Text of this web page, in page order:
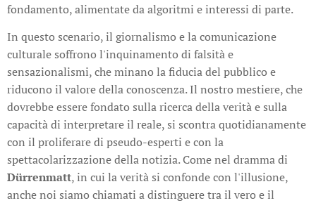
fondamento, alimentate da algoritmi e interessi di parte.
In questo scenario, il giornalismo e la comunicazione
culturale soffrono l'inquinamento di falsità e
sensazionalismi, che minano la fiducia del pubblico e
riducono il valore della conoscenza. Il nostro mestiere, che
dovrebbe essere fondato sulla ricerca della verità e sulla
capacità di interpretare il reale, si scontra quotidianamente
con il proliferare di pseudo-esperti e con la
spettacolarizzazione della notizia. Come nel dramma di
Dürrenmatt, in cui la verità si confonde con l'illusione,
anche noi siamo chiamati a distinguere tra il vero e il